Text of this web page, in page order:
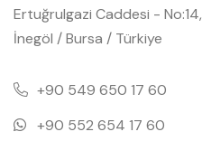
Ertuğrulgazi Caddesi - No:14,
İnegöl / Bursa / Türkiye
+90 549 650 17 60
+90 552 654 17 60